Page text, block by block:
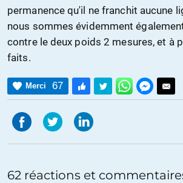
permanence qu'il ne franchit aucune
nous sommes évidemment
contre le deux poids 2 mesures, et à
faits.
Merci 67
62 réactions et